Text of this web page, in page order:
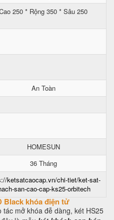
250 * Rộng 350 * Sâu 250
An Toàn
HOMESUN
36 Tháng
ketsatcaocap.vn/chi-tiet/ket-sat-
san-cao-cap-ks25-orbitech
Black khóa điện tử
mở khóa đễ dàng, két HS25